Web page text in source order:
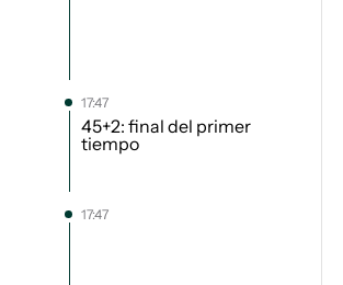
17:47
45+2: final del primer
tiempo
17:47